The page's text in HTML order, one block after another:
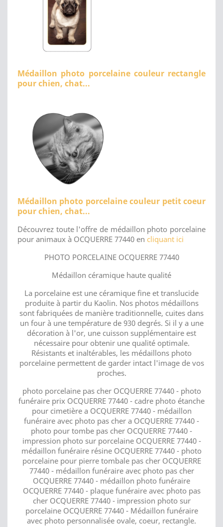
Médaillon photo porcelaine couleur rectangle
pour chien, chat...
Médaillon photo porcelaine couleur petit coeur
pour chien, chat...
Découvrez toute l'offre de médaillon photo porcelaine
pour animaux à OCQUERRE 77440 en cliquant ici
PHOTO PORCELAINE OCQUERRE 77440
Médaillon céramique haute qualité
La porcelaine est une céramique fine et translucide
produite à partir du Kaolin. Nos photos médaillons
sont fabriquées de manière traditionnelle, cuites dans
un four à une température de 930 degrés. Si il y a une
décoration à l'or, une cuisson supplémentaire est
nécessaire pour obtenir une qualité optimale.
Résistants et inaltérables, les médaillons photo
porcelaine permettent de garder intact l'image de vos
proches.
photo porcelaine pas cher OCQUERRE 77440 - photo
funéraire prix OCQUERRE 77440 - cadre photo étanche
pour cimetière a OCQUERRE 77440 - médaillon
funéraire avec photo pas cher a OCQUERRE 77440 -
photo pour tombe pas cher OCQUERRE 77440 -
impression photo sur porcelaine OCQUERRE 77440 -
médaillon funéraire résine OCQUERRE 77440 - photo
porcelaine pour pierre tombale pas cher OCQUERRE
77440 - médaillon funéraire avec photo pas cher
OCQUERRE 77440 - médaillon photo funéraire
OCQUERRE 77440 - plaque funéraire avec photo pas
cher OCQUERRE 77440 - impression photo sur
porcelaine OCQUERRE 77440 - Médaillon funéraire
avec photo personnalisée ovale, coeur, rectangle.